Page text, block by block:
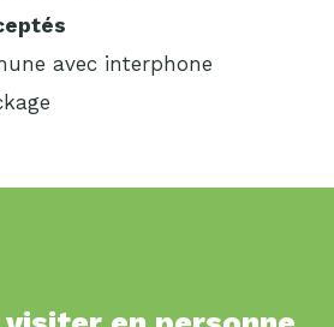
avec interphone